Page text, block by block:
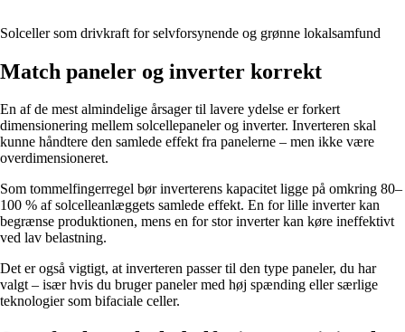
Solceller som drivkraft for selvforsynende og grønne lokalsamfund
Match paneler og inverter korrekt
En af de mest almindelige årsager til lavere ydelse er forkert
dimensionering mellem solcellepaneler og inverter. Inverteren skal
kunne håndtere den samlede effekt fra panelerne – men ikke være
overdimensioneret.
Som tommelfingerregel bør inverterens kapacitet ligge på omkring 80–
100 % af solcelleanlæggets samlede effekt. En for lille inverter kan
begrænse produktionen, mens en for stor inverter kan køre ineffektivt
ved lav belastning.
Det er også vigtigt, at inverteren passer til den type paneler, du har
valgt – især hvis du bruger paneler med høj spænding eller særlige
teknologier som bifaciale celler.